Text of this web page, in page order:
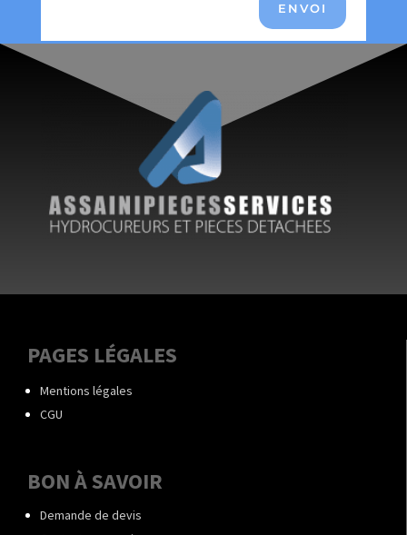
ENVOI
PAGES LÉGALES
Mentions légales
CGU
BON À SAVOIR
Demande de devis